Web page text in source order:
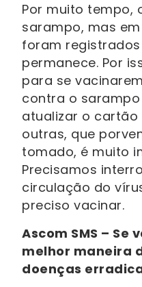
Por muito tempo,
sarampo, mas
foram
permanece. Por
para se
contra o
atualizar o cartão
outras, que
tomado, é muito
Precisamos
circulação do
preciso vacinar.
Ascom SMS – Se
melhor maneira
doenças